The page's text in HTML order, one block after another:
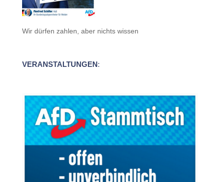
Wir dürfen zahlen, aber nichts wissen
VERANSTALTUNGEN: